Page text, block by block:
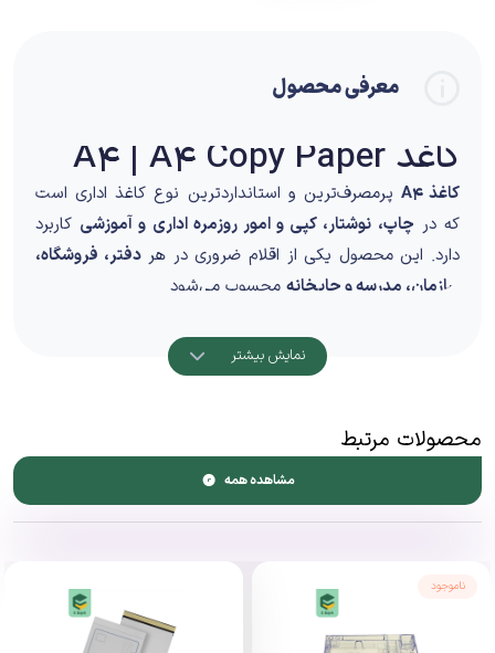
معرفی محصول
کاغذ A4 | A4 Copy Paper
کاغذ A4
پرمصرف‌ترین و استانداردترین نوع کاغذ اداری است
که در چاپ، نوشتار، کپی و امور روزمره اداری و آموزشی کاربرد
دارد. این محصول یکی از اقلام ضروری در هردفتر، فروشگاه،
سازمان، مدرسه و چاپخانه محسوب می‌شود.
طراحی و کیفیت ساخت
ویژگی‌های کیفی:
سطح صاف و یکدست
مناسب چاپ یک‌رو و دو‌رو
نمایش بیشتر
محصولات مرتبط
مشاهده همه
ناموجود